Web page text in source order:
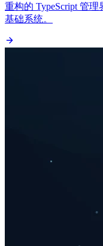
重构的 TypeScript 管理
基础系统。